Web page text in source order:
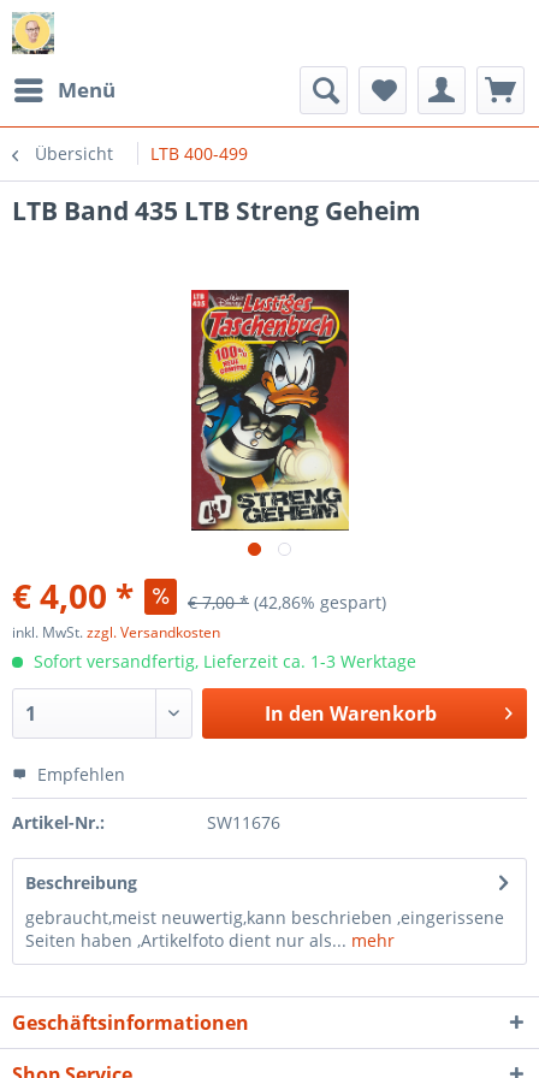
Menü
Übersicht LTB 400-499
LTB Band 435 LTB Streng Geheim
€ 4,00 * € 7,00 * (42,86% gespart)
inkl. MwSt.zzgl. Versandkosten
Sofort versandfertig, Lieferzeit ca. 1-3 Werktage
In den Warenkorb
Empfehlen
Artikel-Nr.: SW11676
Beschreibung
gebraucht,meist neuwertig,kann beschrieben ,eingerissene
Seiten haben ,Artikelfoto dient nur als... mehr
Geschäftsinformationen